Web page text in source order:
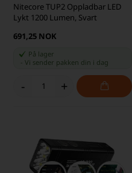
Nitecore TUP2 Oppladbar LED
Lykt 1200 Lumen, Svart
691,25 NOK
På lager
-Vi sender pakken din i dag
- +